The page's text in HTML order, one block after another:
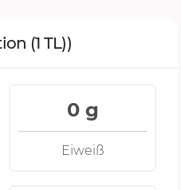
(1 TL))
0 g
Eiweiß